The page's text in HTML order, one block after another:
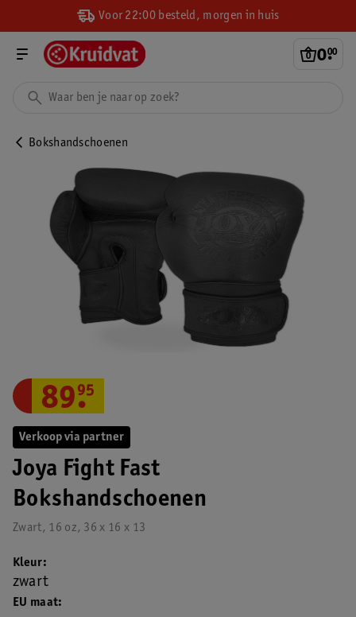
Voor 22:00 besteld, morgen in huis
0.
00
Bokshandschoenen
Verkoop via partner
Joya Fight Fast
Bokshandschoenen
Zwart, 16 oz, 36 x 16 x 13
89.
95
EU maat
Kleur
zwart